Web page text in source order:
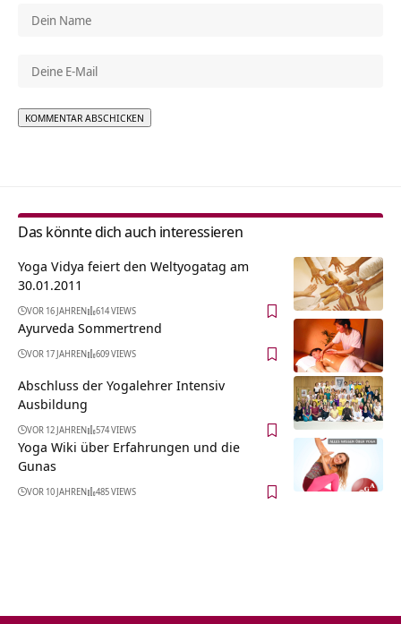
Das könnte dich auch interessieren
Yoga Vidya feiert den Weltyogatag am
30.01.2011
VOR 16 JAHREN 614 VIEWS
Ayurveda Sommertrend
VOR 17 JAHREN 609 VIEWS
Abschluss der Yogalehrer Intensiv
Ausbildung
VOR 12 JAHREN 574 VIEWS
Yoga Wiki über Erfahrungen und die
Gunas
VOR 10 JAHREN 485 VIEWS